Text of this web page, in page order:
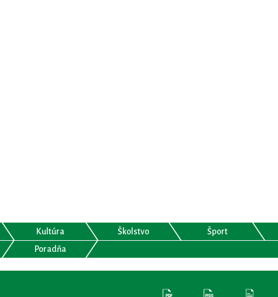
Kultúra Školstvo Šport
Poradňa